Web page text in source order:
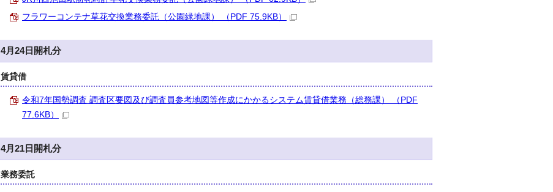
フラワーコンテナ草花交換業務委託（公園緑地課） （PDF 75.9KB）
4月24日開札分
賃貸借
令和7年国勢調査 調査区要図及び調査員参考地図等作成にかかるシステム賃貸借業務（総務課） （PDF
77.6KB）
4月21日開札分
業務委託